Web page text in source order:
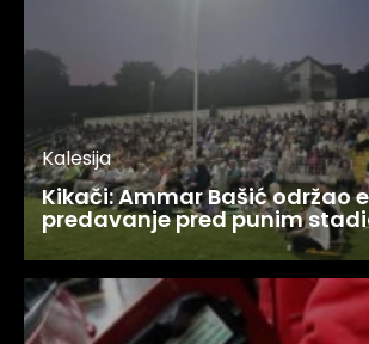
Kalesija
Kikači: Ammar Bašić održao
predavanje pred punim